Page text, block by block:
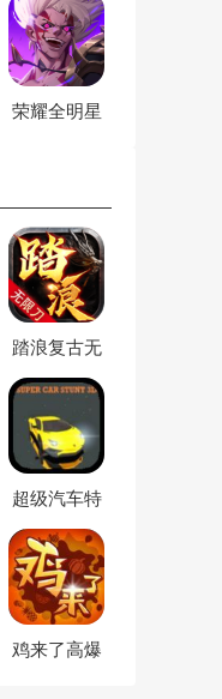
荣耀全明星
踏浪复古无
超级汽车特
鸡来了高爆